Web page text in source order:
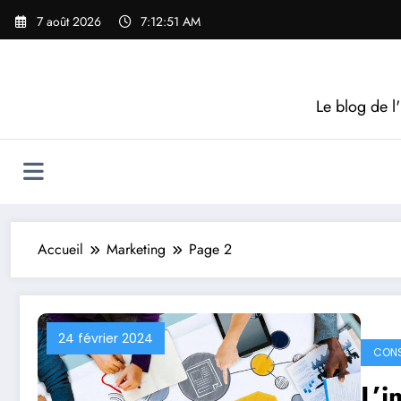
Aller
7 août 2026 7:12:53 AM
Le blog de
Accueil Marketing Page 2
24 février 2024